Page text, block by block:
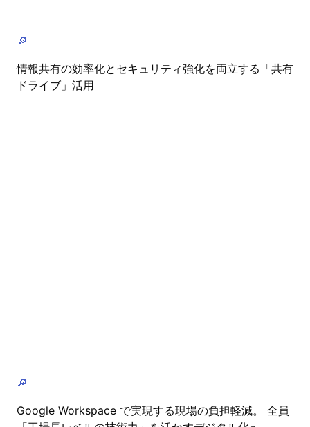
🔎
情報共有の効率化とセキュリティ強化を両立する「共有
ドライブ」活用
🔎
Google Workspace で実現する現場の負担軽減。 全員